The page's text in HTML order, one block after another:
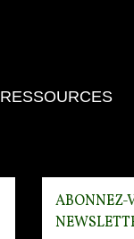
RESSOURCES
ABONNEZ-